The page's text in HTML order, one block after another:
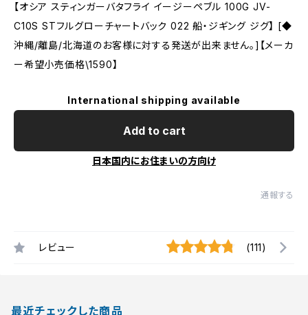
【オシア スティンガーバタフライ イージーペブル 100G JV-
C10S STフルグローチャートバック 022 船・ジギング ジグ】 [◆
沖縄/離島/北海道のお客様に対する発送が出来ません。]【メーカ
ー希望小売価格\1590】
International shipping available
Add to cart
日本国内にお住まいの方向け
通報する
レビュー (111)
最近チェックした商品